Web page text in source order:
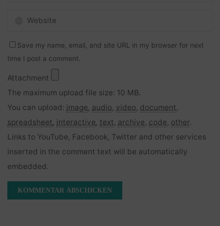
Save my name, email, and site URL in my browser for next
time I post a comment.
Attachment
The maximum upload file size: 10 MB.
You can upload: image, audio, video, document,
spreadsheet, interactive, text, archive, code, other.
Links to YouTube, Facebook, Twitter and other services
inserted in the comment text will be automatically
embedded.